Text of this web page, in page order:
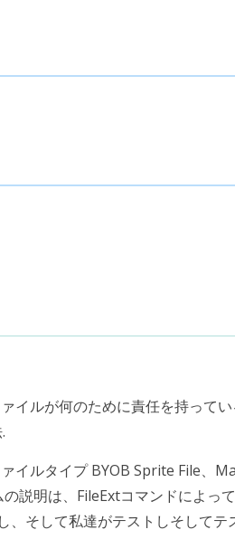
イルが何のために責任を持って
イルタイプ BYOB Sprite File、
説明は、FileExtコマンドによっ
、そして私達がテストしそして